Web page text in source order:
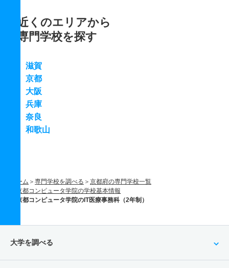
近くのエリアから
専門学校を探す
滋賀
京都
大阪
兵庫
奈良
和歌山
ホーム 専門学校を調べる
京都府の専門学校一覧
京都コンピュータ学院の学校基本情報
京都コンピュータ学院のIT医療事務科（2年制）
大学を調べる